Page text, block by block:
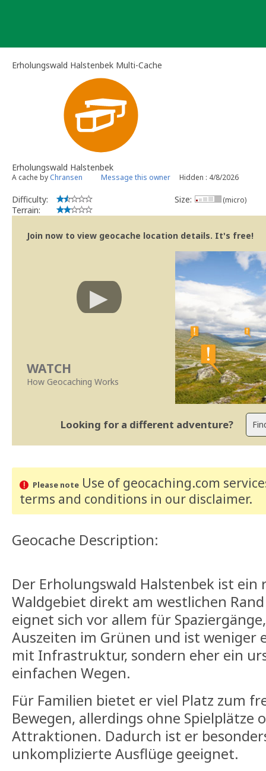
Erholungswald Halstenbek Multi-Cache
Erholungswald Halstenbek
A cache by Chransen Message this owner Hidden : 4/8/2026
Difficulty:
Terrain:
Size: (micro)
Join now to view geocache location details. It's free!
WATCH
How Geocaching Works
Looking for a different adventure?
Please noteUse of geocaching.com
terms and conditions in our disclaimer.
Geocache Description:
Der Erholungswald Halstenbek ist
Waldgebiet direkt am westlichen
eignet sich vor allem für
Auszeiten im Grünen und ist weniger
mit Infrastruktur, sondern eher ein
einfachen Wegen.
Für Familien bietet er viel Platz zum
Bewegen, allerdings ohne Spielplätze
Attraktionen. Dadurch ist er
unkomplizierte Ausflüge geeignet.